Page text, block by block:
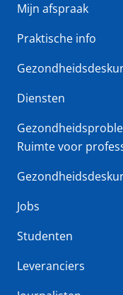
Mijn afspraak
Praktische info
Diensten
Ruimte voor
Jobs
Studenten
Leveranciers